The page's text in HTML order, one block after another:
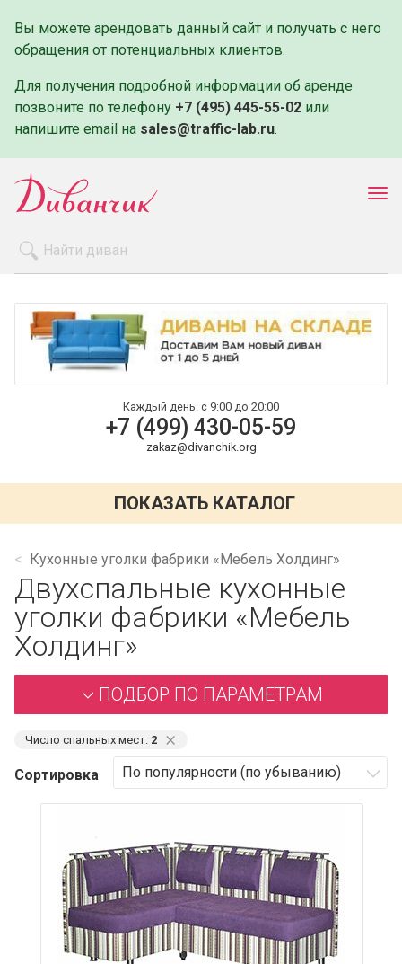
Вы можете арендовать данный сайт и получать с него
обращения от потенциальных клиентов.
Для получения подробной информации об аренде
позвоните по телефону +7 (495) 445-55-02 или
напишите email на sales@traffic-lab.ru.
Оплата и доставка
Контакты
Каждый день: с 9:00 до 20:00
+7 (499) 430-05-59
zakaz@divanchik.org
ПОКАЗАТЬ КАТАЛОГ
Кухонные уголки фабрики «Мебель Холдинг»
Двухспальные кухонные
уголки фабрики «Мебель
Холдинг»
ПОДБОР ПО ПАРАМЕТРАМ
Число спальных мест: 2 ⨯
Сортировка